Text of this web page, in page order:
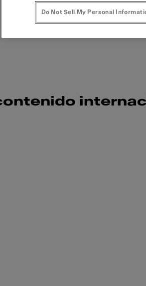
Do Not Sell My Personal